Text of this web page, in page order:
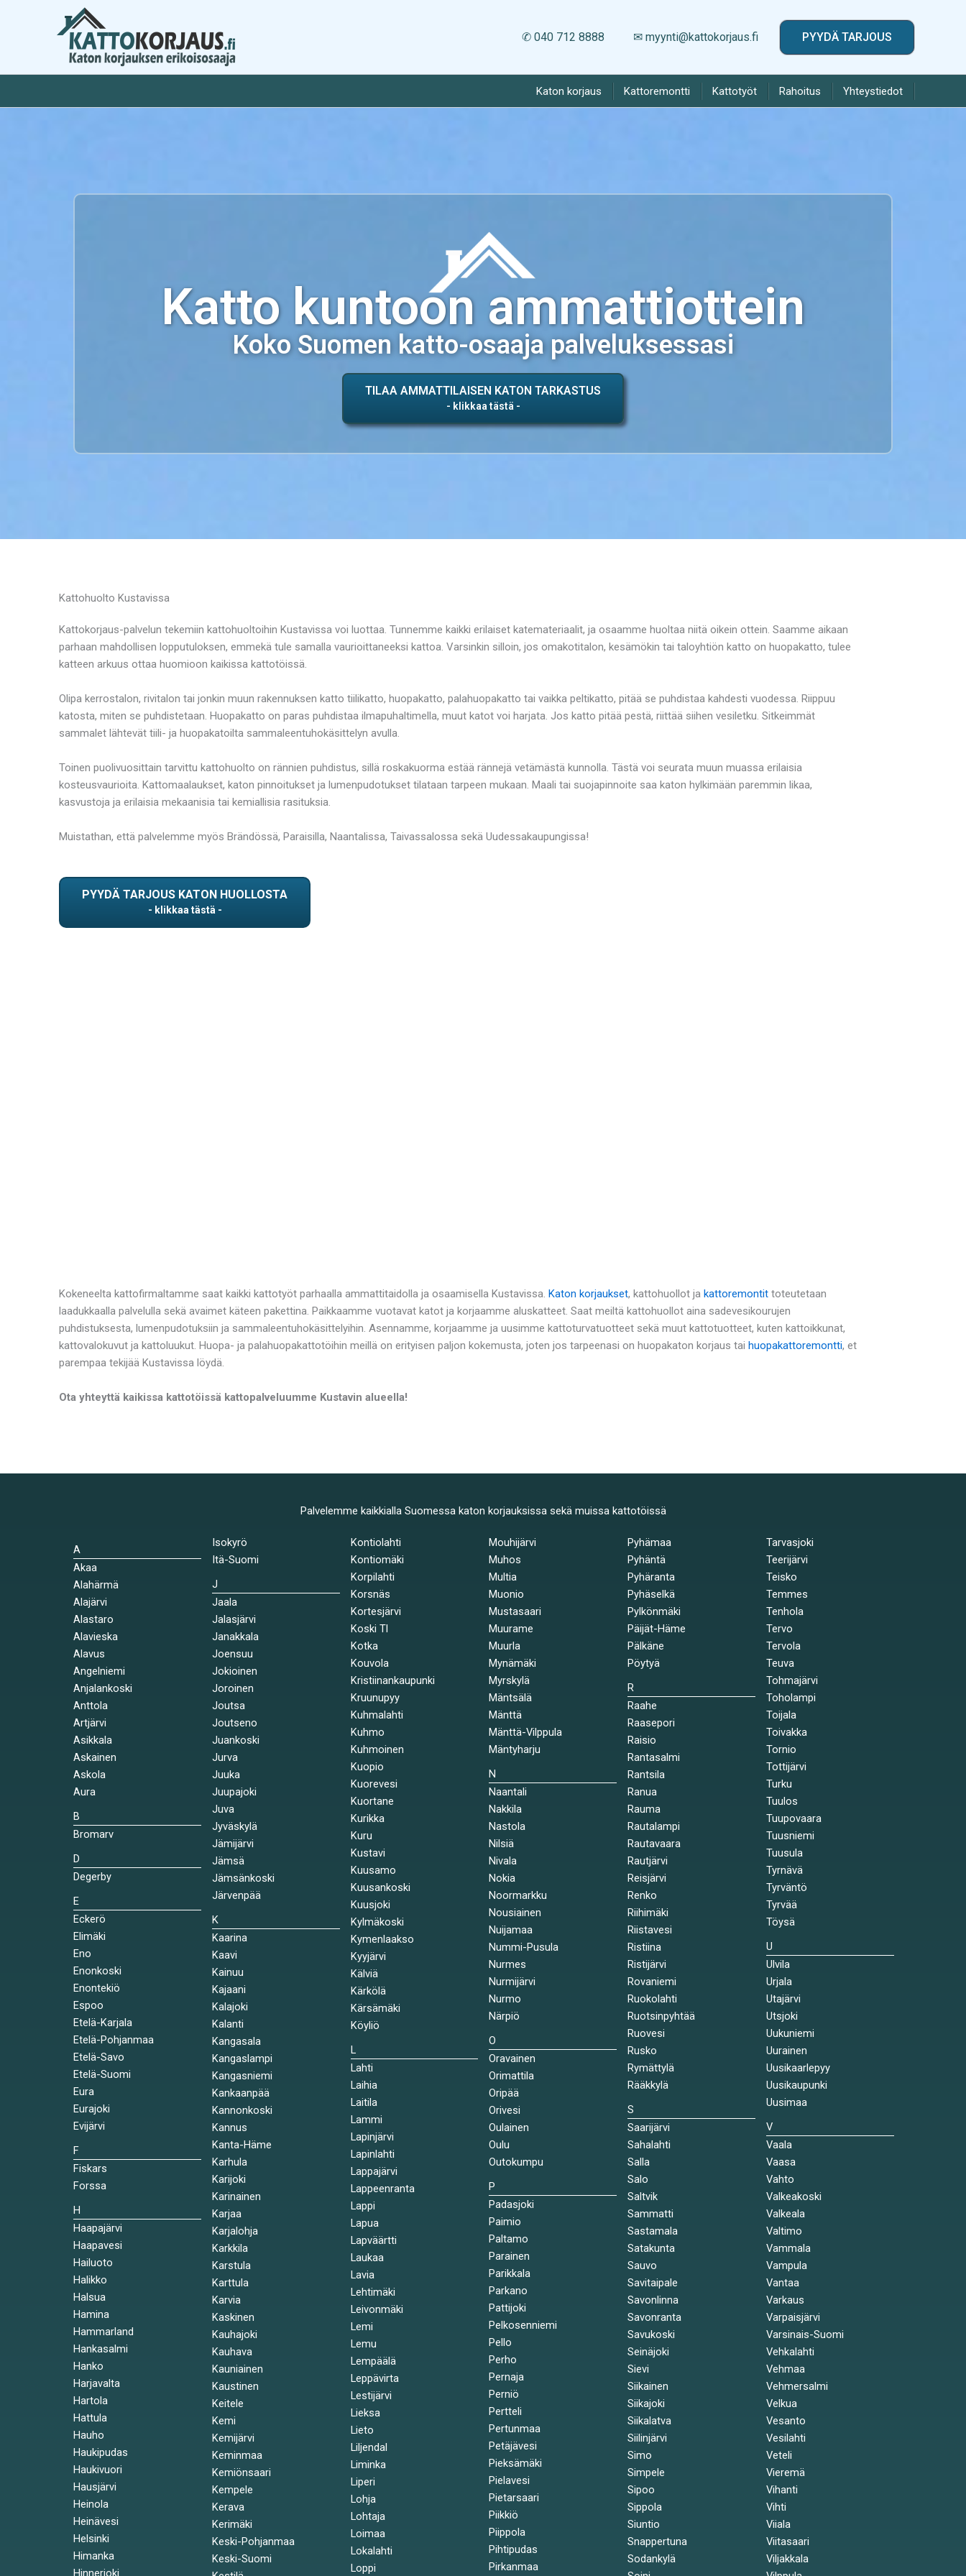
✆ 040 712 8888 ✉ myynti@kattokorjaus.fi PYYDÄ TARJOUS
Katon korjaus Kattoremontti Kattotyöt Rahoitus Yhteystiedot
Katto kuntoon ammattiottein
Koko Suomen katto-osaaja palveluksessasi
TILAA AMMATTILAISEN KATON TARKASTUS
Kattohuolto Kustavissa
Kattokorjaus-palvelun tekemiin kattohuoltoihin Kustavissa voi luottaa. Tunnemme kaikki erilaiset katemateriaalit, ja osaamme huoltaa niitä oikein ottein. Saamme aikaan
parhaan mahdollisen lopputuloksen, emmekä tule samalla vaurioittaneeksi kattoa. Varsinkin silloin, jos omakotitalon, kesämökin tai taloyhtiön katto on huopakatto, tulee
katteen arkuus ottaa huomioon kaikissa kattotöissä.
Olipa kerrostalon, rivitalon tai jonkin muun rakennuksen katto tiilikatto, huopakatto, palahuopakatto tai vaikka peltikatto, pitää se puhdistaa kahdesti vuodessa. Riippuu
katosta, miten se puhdistetaan. Huopakatto on paras puhdistaa ilmapuhaltimella, muut katot voi harjata. Jos katto pitää pestä, riittää siihen vesiletku. Sitkeimmät
sammalet lähtevät tiili- ja huopakatoilta sammaleentuhokäsittelyn avulla.
Toinen puolivuosittain tarvittu kattohuolto on rännien puhdistus, sillä roskakuorma estää rännejä vetämästä kunnolla. Tästä voi seurata muun muassa erilaisia
kosteusvaurioita. Kattomaalaukset, katon pinnoitukset ja lumenpudotukset tilataan tarpeen mukaan. Maali tai suojapinnoite saa katon hylkimään paremmin likaa,
kasvustoja ja erilaisia mekaanisia tai kemiallisia rasituksia.
Muistathan, että palvelemme myös Brändössä, Paraisilla, Naantalissa, Taivassalossa sekä Uudessakaupungissa!
PYYDÄ TARJOUS KATON HUOLLOSTA
Kokeneelta kattofirmaltamme saat kaikki kattotyöt parhaalla ammattitaidolla ja osaamisella Kustavissa. Katon korjaukset, kattohuollot ja kattoremontit toteutetaan
laadukkaalla palvelulla sekä avaimet käteen pakettina. Paikkaamme vuotavat katot ja korjaamme aluskatteet. Saat meiltä kattohuollot aina sadevesikourujen
puhdistuksesta, lumenpudotuksiin ja sammaleentuhokäsittelyihin. Asennamme, korjaamme ja uusimme kattoturvatuotteet sekä muut kattotuotteet, kuten kattoikkunat,
kattovalokuvut ja kattoluukut. Huopa- ja palahuopakattotöihin meillä on erityisen paljon kokemusta, joten jos tarpeenasi on huopakaton korjaus tai huopakattoremontti, et
parempaa tekijää Kustavissa löydä.
Ota yhteyttä kaikissa kattotöissä kattopalveluumme Kustavin alueella!
Palvelemme kaikkialla Suomessa katon korjauksissa sekä muissa kattotöissä
A
Akaa
Alahärmä
Alajärvi
Alastaro
Alavieska
Alavus
Angelniemi
Anjalankoski
Anttola
Artjärvi
Asikkala
Askainen
Askola
Aura
B
Bromarv
D
Degerby
E
Eckerö
Elimäki
Eno
Enonkoski
Enontekiö
Espoo
Etelä-Karjala
Etelä-Pohjanmaa
Etelä-Savo
Etelä-Suomi
Eura
Eurajoki
Evijärvi
F
Fiskars
Forssa
H
Haapajärvi
Haapavesi
Hailuoto
Halikko
Halsua
Hamina
Hammarland
Hankasalmi
Hanko
Harjavalta
Hartola
Hattula
Hauho
Haukipudas
Haukivuori
Hausjärvi
Heinola
Heinävesi
Helsinki
Himanka
Hinnerjoki
Isokyrö
Itä-Suomi
J
Jaala
Jalasjärvi
Janakkala
Joensuu
Jokioinen
Joroinen
Joutsa
Joutseno
Juankoski
Jurva
Juuka
Juupajoki
Juva
Jyväskylä
Jämijärvi
Jämsä
Jämsänkoski
Järvenpää
K
Kaarina
Kaavi
Kainuu
Kajaani
Kalajoki
Kalanti
Kangasala
Kangaslampi
Kangasniemi
Kankaanpää
Kannonkoski
Kannus
Kanta-Häme
Karhula
Karijoki
Karinainen
Karjaa
Karjalohja
Karkkila
Karstula
Karttula
Karvia
Kaskinen
Kauhajoki
Kauhava
Kauniainen
Kaustinen
Keitele
Kemi
Kemijärvi
Keminmaa
Kemiönsaari
Kempele
Kerava
Kerimäki
Keski-Pohjanmaa
Keski-Suomi
Kontiolahti
Kontiomäki
Korpilahti
Korsnäs
Kortesjärvi
Koski Tl
Kotka
Kouvola
Kristiinankaupunki
Kruunupyy
Kuhmalahti
Kuhmo
Kuhmoinen
Kuopio
Kuorevesi
Kuortane
Kurikka
Kuru
Kustavi
Kuusamo
Kuusankoski
Kuusjoki
Kylmäkoski
Kymenlaakso
Kyyjärvi
Kälviä
Kärkölä
Kärsämäki
Köyliö
L
Lahti
Laihia
Laitila
Lammi
Lapinjärvi
Lapinlahti
Lappajärvi
Lappeenranta
Lappi
Lapua
Lapväärtti
Laukaa
Lavia
Lehtimäki
Leivonmäki
Lemi
Lemu
Lempäälä
Leppävirta
Lestijärvi
Lieksa
Lieto
Liljendal
Liminka
Liperi
Lohja
Lohtaja
Loimaa
Lokalahti
Loppi
Mouhijärvi
Muhos
Multia
Muonio
Mustasaari
Muurame
Muurla
Mynämäki
Myrskylä
Mäntsälä
Mänttä
Mänttä-Vilppula
Mäntyharju
N
Naantali
Nakkila
Nastola
Nilsiä
Nivala
Nokia
Noormarkku
Nousiainen
Nuijamaa
Nummi-Pusula
Nurmes
Nurmijärvi
Nurmo
Närpiö
O
Oravainen
Orimattila
Oripää
Orivesi
Oulainen
Oulu
Outokumpu
P
Padasjoki
Paimio
Paltamo
Parainen
Parikkala
Parkano
Pattijoki
Pelkosenniemi
Pello
Perho
Pernaja
Perniö
Pertteli
Pertunmaa
Petäjävesi
Pieksämäki
Pielavesi
Pietarsaari
Piikkiö
Piippola
Pihtipudas
Pirkanmaa
Pyhämaa
Pyhäntä
Pyhäranta
Pyhäselkä
Pylkönmäki
Päijät-Häme
Pälkäne
Pöytyä
R
Raahe
Raasepori
Raisio
Rantasalmi
Rantsila
Ranua
Rauma
Rautalampi
Rautavaara
Rautjärvi
Reisjärvi
Renko
Riihimäki
Riistavesi
Ristiina
Ristijärvi
Rovaniemi
Ruokolahti
Ruotsinpyhtää
Ruovesi
Rusko
Rymättylä
Rääkkylä
S
Saarijärvi
Sahalahti
Salla
Salo
Saltvik
Sammatti
Sastamala
Satakunta
Sauvo
Savitaipale
Savonlinna
Savonranta
Savukoski
Seinäjoki
Sievi
Siikainen
Siikajoki
Siikalatva
Siilinjärvi
Simo
Simpele
Sipoo
Sippola
Siuntio
Snappertuna
Sodankylä
Tarvasjoki
Teerijärvi
Teisko
Temmes
Tenhola
Tervo
Tervola
Teuva
Tohmajärvi
Toholampi
Toijala
Toivakka
Tornio
Tottijärvi
Turku
Tuulos
Tuupovaara
Tuusniemi
Tuusula
Tyrnävä
Tyrväntö
Tyrvää
Töysä
U
Ulvila
Urjala
Utajärvi
Utsjoki
Uukuniemi
Uurainen
Uusikaarlepyy
Uusikaupunki
Uusimaa
V
Vaala
Vaasa
Vahto
Valkeakoski
Valkeala
Valtimo
Vammala
Vampula
Vantaa
Varkaus
Varpaisjärvi
Varsinais-Suomi
Vehkalahti
Vehmaa
Vehmersalmi
Velkua
Vesanto
Vesilahti
Veteli
Vieremä
Vihanti
Vihti
Viiala
Viitasaari
Viljakkala